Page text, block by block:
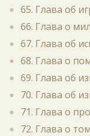
65. Глава об
66. Глава о
67. Глава об
68. Глава о
69. Глава об
70. Глава об
71. Глава о
72. Глава о